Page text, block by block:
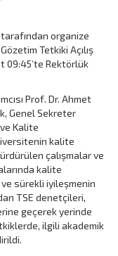
organize
Tetkiki Açılış
09:45’te Rektörlük
Prof. Dr. Ahmet
Genel Sekreter
Kalite
kalite
çalışmalar ve
kalite
sürekli iyileşmenin
TSE denetçileri,
geçerek yerinde
ilgili akademik